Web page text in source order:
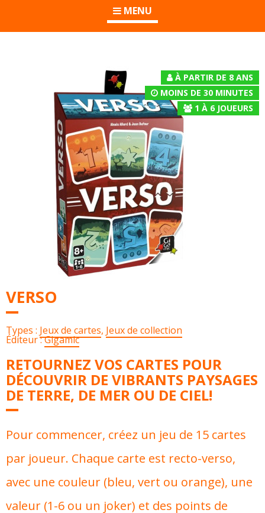
MENU
À PARTIR DE 8 ANS
MOINS DE 30 MINUTES
1 À 6 JOUEURS
VERSO
Types : Jeux de cartes, Jeux de collection
Éditeur :Gigamic
RETOURNEZ VOS CARTES POUR
DÉCOUVRIR DE VIBRANTS PAYSAGES
DE TERRE, DE MER OU DE CIEL!
Pour commencer, créez un jeu de 15 cartes
par joueur. Chaque carte est recto-verso,
avec une couleur (bleu, vert ou orange), une
valeur (1-6 ou un joker) et des points de